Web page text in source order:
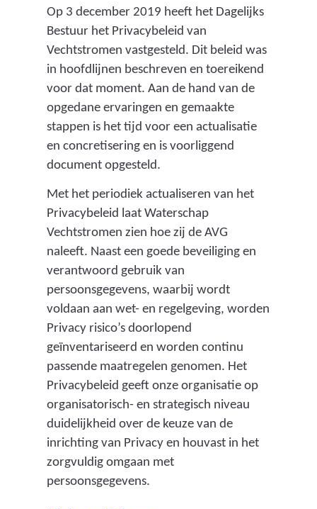
Op 3 december 2019 heeft het Dagelijks
Bestuur het Privacybeleid van
Vechtstromen vastgesteld. Dit beleid was
in hoofdlijnen beschreven en toereikend
voor dat moment. Aan de hand van de
opgedane ervaringen en gemaakte
stappen is het tijd voor een actualisatie
en concretisering en is voorliggend
document opgesteld.
Met het periodiek actualiseren van het
Privacybeleid laat Waterschap
Vechtstromen zien hoe zij de AVG
naleeft. Naast een goede beveiliging en
verantwoord gebruik van
persoonsgegevens, waarbij wordt
voldaan aan wet- en regelgeving, worden
Privacy risico’s doorlopend
geïnventariseerd en worden continu
passende maatregelen genomen. Het
Privacybeleid geeft onze organisatie op
organisatorisch- en strategisch niveau
duidelijkheid over de keuze van de
inrichting van Privacy en houvast in het
zorgvuldig omgaan met
persoonsgegevens.